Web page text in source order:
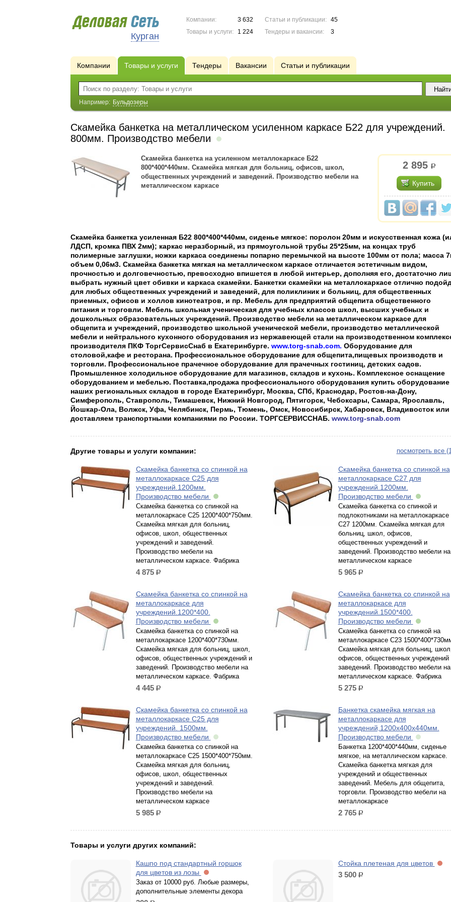
Курган
Компании:
3 632
Товары и услуги:
1 224
Статьи и публикации:
45
Тендеры и вакансии:
3
Компании Товары и услуги Тендеры Вакансии Статьи и публикации
Например: Бульдозеры
Скамейка банкетка на металлическом усиленном каркасе Б22 для учреждений.
800мм. Производство мебели
2 895 р.
Купить
Скамейка банкетка на усиленном металлокаркасе Б22
800*400*440мм. Скамейка мягкая для больниц, офисов, школ,
общественных учреждений и заведений. Производство мебели на
металлическом каркасе
Скамейка банкетка усиленная Б22 800*400*440мм, сиденье мягкое: поролон 20мм и искусственная кожа
ЛДСП, кромка ПВХ 2мм); каркас неразборный, из прямоугольной трубы 25*25мм, на концах труб
полимерные заглушки, ножки каркаса соединены попарно перемычкой на высоте 100мм от пола; масса
объем 0,06м3. Скамейка банкетка мягкая на металлическом каркасе отличается эстетичным видом,
прочностью и долговечностью, превосходно впишется в любой интерьер, дополняя его, достаточно
выбрать нужный цвет обивки и каркаса скамейки. Банкетки скамейки на металлокаркасе отлично
для любых общественных учреждений и заведений, для поликлиник и больниц, для общественных
приемных, офисов и холлов кинотеатров, и пр. Мебель для предприятий общепита общественного
питания и торговли. Мебель школьная ученическая для учебных классов школ, высших учебных и
дошкольных образовательных учреждений. Производство мебели на металлическом каркасе для
общепита и учреждений, производство школьной ученической мебели, производство металлической
мебели и нейтрального кухонного оборудования из нержавеющей стали на производственном
производителя ПКФ ТоргСервисСнаб в Екатеринбурге. www.torg-snab.com. Оборудование для
столовой,кафе и ресторана. Профессиональное оборудование для общепита,пищевых производств и
торговли. Профессиональное прачечное оборудование для прачечных гостиниц, детских садов.
Промышленное холодильное оборудование для магазинов, складов и кухонь. Комплексное оснащение
оборудованием и мебелью. Поставка,продажа профессионального оборудования купить оборудование
наших региональных складов в городе Екатеринбург, Москва, СПб, Краснодар, Ростов-на-Дону,
Симферополь, Ставрополь, Тимашевск, Нижний Новгород, Пятигорск, Чебоксары, Самара, Ярославль,
Йошкар-Ола, Волжск, Уфа, Челябинск, Пермь, Тюмень, Омск, Новосибирск, Хабаровск, Владивосток или
доставляем транспортными компаниями по России. ТОРГСЕРВИССНАБ. www.torg-snab.com
посмотреть все
Другие товары и услуги компании:
Скамейка банкетка со спинкой на
металлокаркасе С25 для
учреждений.1200мм.
Производство мебели
Скамейка банкетка со спинкой на
металлокаркасе С25 1200*400*750мм.
Скамейка мягкая для больниц,
офисов, школ, общественных
учреждений и заведений.
Производство мебели на
металлическом каркасе. Фабрика
4 875 р.
Скамейка банкетка со спинкой на
металлокаркасе С27 для
учреждений.1200мм.
Производство мебели
Скамейка банкетка со спинкой и
подлокотниками на металлокаркасе
С27 1200мм. Скамейка мягкая для
больниц, школ, офисов,
общественных учреждений и
заведений. Производство мебели на
металлическом каркасе
5 965 р.
Скамейка банкетка со спинкой на
металлокаркасе для
учреждений.1200*400.
Производство мебели
Скамейка банкетка со спинкой на
металлокаркасе 1200*400*730мм.
Скамейка мягкая для больниц, школ,
офисов, общественных учреждений и
заведений. Производство мебели на
металлическом каркасе. Фабрика
4 445 р.
Скамейка банкетка со спинкой на
металлокаркасе для
учреждений.1500*400.
Производство мебели
Скамейка банкетка со спинкой на
металлокаркасе С23
Скамейка мягкая для больниц,
офисов, общественных учреждений
заведений. Производство мебели на
металлическом каркасе. Фабрика
5 275 р.
Скамейка банкетка со спинкой на
металлокаркасе С25 для
учреждений. 1500мм.
Производство мебели
Скамейка банкетка со спинкой на
металлокаркасе С25 1500*400*750мм.
Скамейка мягкая для больниц,
офисов, школ, общественных
учреждений и заведений.
Производство мебели на
металлическом каркасе
5 985 р.
Банкетка скамейка мягкая на
металлокаркасе для
учреждений,1200х400х440мм.
Производство мебели
Банкетка 1200*400*440мм, сиденье
мягкое, на металлическом каркасе.
Скамейка банкетка мягкая для
учреждений и общественных
заведений. Мебель для общепита,
торговли. Производство мебели на
металлокаркасе
2 765 р.
Товары и услуги других компаний:
Кашпо под стандартный горшок
для цветов из лозы
Заказ от 10000 руб. Любые размеры,
дополнительные элементы декора
Стойка плетеная для цветов
3 500 р.